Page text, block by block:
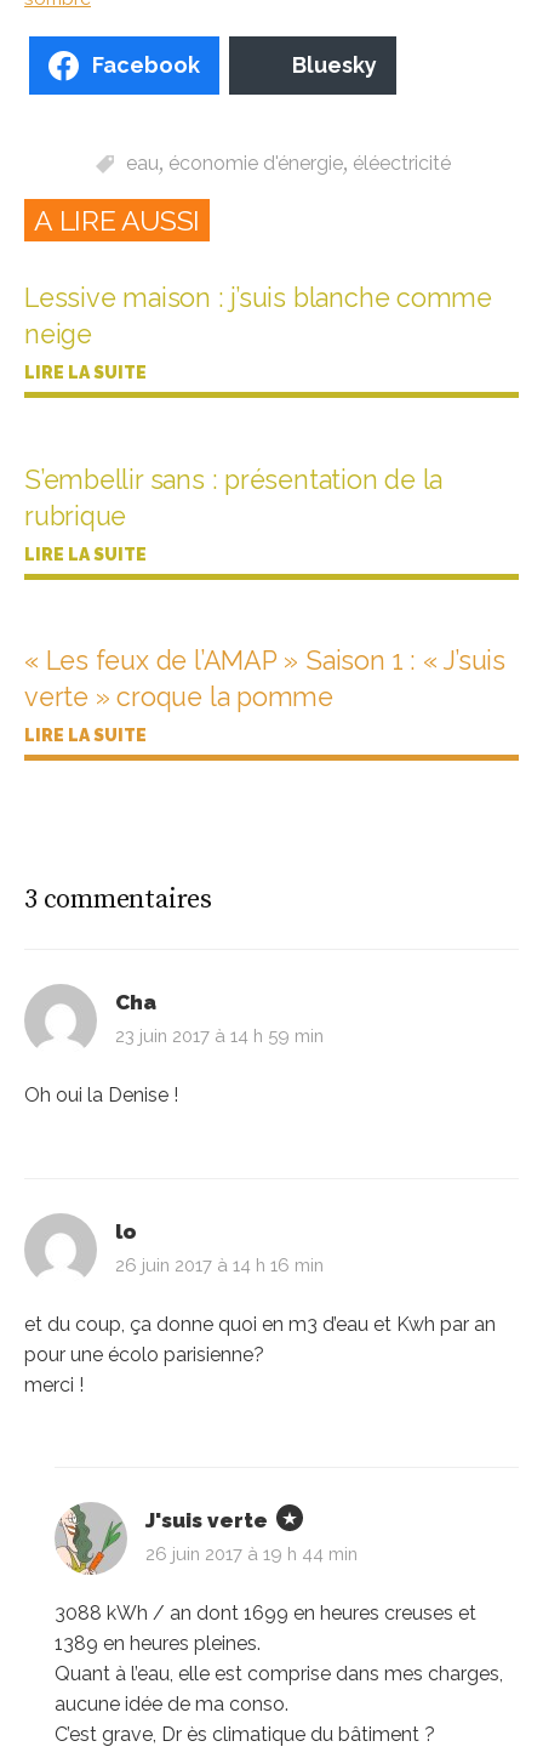
Facebook Bluesky
eau, économie d'énergie, éléectricité
A LIRE AUSSI
Lessive maison : j’suis blanche comme
neige
LIRE LA SUITE
S’embellir sans : présentation de la
rubrique
LIRE LA SUITE
« Les feux de l’AMAP » Saison 1 : « J’suis
verte » croque la pomme
LIRE LA SUITE
3 commentaires
Cha
23 juin 2017 à 14 h 59 min
Oh oui la Denise !
lo
26 juin 2017 à 14 h 16 min
et du coup, ça donne quoi en m3 d’eau et Kwh par an
pour une écolo parisienne?
merci !
J'suis verte
26 juin 2017 à 19 h 44 min
3088 kWh / an dont 1699 en heures creuses et
1389 en heures pleines.
Quant à l’eau, elle est comprise dans mes charges,
aucune idée de ma conso.
C’est grave, Dr ès climatique du bâtiment ?